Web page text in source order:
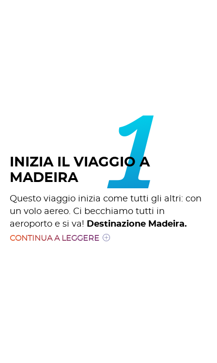
1
INIZIA IL VIAGGIO A
MADEIRA
Questo viaggio inizia come tutti gli altri: con
un volo aereo. Ci becchiamo tutti in
aeroporto e si va! Destinazione Madeira.
CONTINUA A LEGGERE